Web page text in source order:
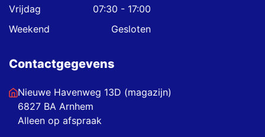
Vrijdag
07:30 - 17:00
Weekend
Gesloten
Contactgegevens
Nieuwe Havenweg 13D (magazijn)
6827 BA Arnhem
Alleen op afspraak